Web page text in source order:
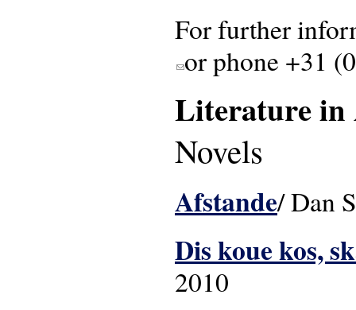
For further
(link sends e-mail)
or phone +31
Literature in
Novels
Afstande/ Dan
Dis koue kos,
2010